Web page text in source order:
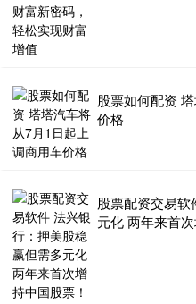
股票如何配资
价格
股票配资交易
元化 两年来首